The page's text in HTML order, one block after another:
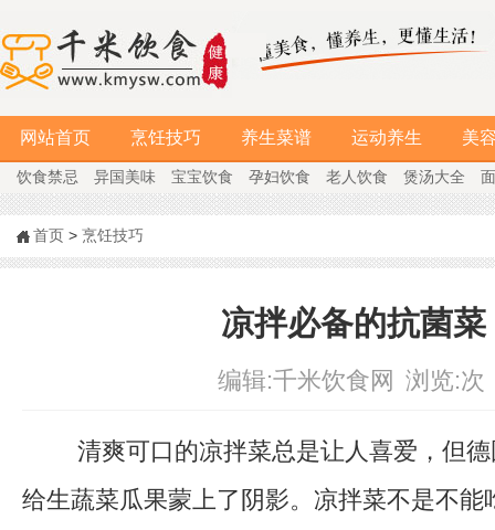
网站首页 烹饪技巧 养生菜谱 运动养生 美
饮食禁忌 异国美味 宝宝饮食 孕妇饮食 老人饮食 煲汤大全
首页 > 烹饪技巧
凉拌必备的抗菌菜
编辑:千米饮食网 浏览:次
清爽可口的凉拌菜总是让人喜爱，但德
给生蔬菜瓜果蒙上了阴影。凉拌菜不是不能